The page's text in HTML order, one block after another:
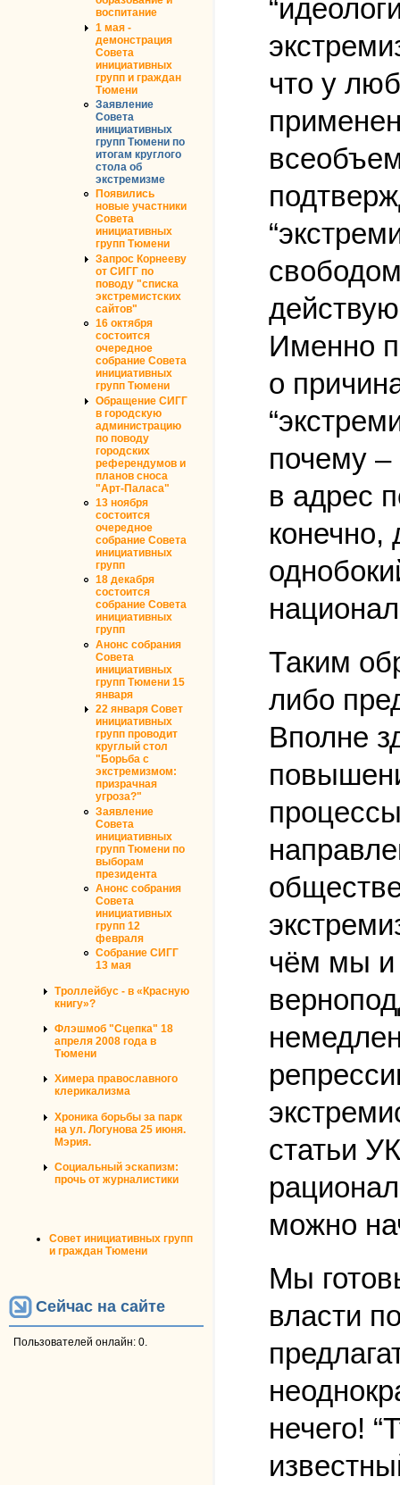
воспитание
1 мая -
демонстрация
Совета
инициативных
групп и граждан
Тюмени
Заявление
Совета
инициативных
групп Тюмени по
итогам круглого
стола об
экстремизме
Появились
новые участники
Совета
инициативных
групп Тюмени
Запрос Корнееву
от СИГГ по
поводу "списка
экстремистских
сайтов"
16 октября
состоится
очередное
собрание Совета
инициативных
групп Тюмени
Обращение СИГГ
в городскую
администрацию
по поводу
городских
референдумов и
планов сноса
"Арт-Паласа"
13 ноября
состоится
очередное
собрание Совета
инициативных
групп
18 декабря
состоится
собрание Совета
инициативных
групп
Анонс собрания
Совета
инициативных
групп Тюмени 15
января
22 января Совет
инициативных
групп проводит
круглый стол
"Борьба с
экстремизмом:
призрачная
угроза?"
Заявление
Совета
инициативных
групп Тюмени по
выборам
президента
Анонс собрания
Совета
инициативных
групп 12
февраля
Собрание СИГГ
13 мая
Троллейбус - в «Красную
книгу»?
Флэшмоб "Сцепка" 18
апреля 2008 года в
Тюмени
Химера православного
клерикализма
Хроника борьбы за парк
на ул. Логунова 25 июня.
Мэрия.
Социальный эскапизм:
прочь от журналистики
Совет инициативных групп
и граждан Тюмени
Сейчас на сайте
Пользователей онлайн: 0.
что у
Именно
о
почему –
в адрес
конечно,
Таким
либо
Вполне
чём мы и
статьи
можно
Мы
власти
нечего!